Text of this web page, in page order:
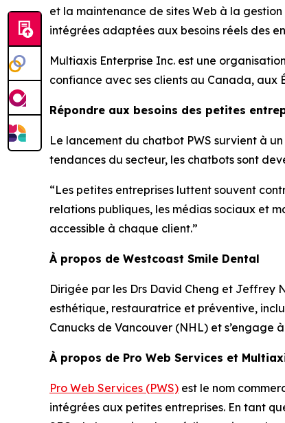
et la maintenance de sites Web à la
intégrées adaptées aux besoins réels des
Multiaxis Enterprise Inc. est une
confiance avec ses clients au Canada, aux
Répondre aux besoins des petites
Le lancement du chatbot PWS survient à
tendances du secteur, les chatbots sont
“Les petites entreprises luttent souvent
relations publiques, les médias sociaux et
accessible à chaque client.”
À propos de Westcoast Smile Dental
Dirigée par les Drs David Cheng et Jeffrey
esthétique, restauratrice et préventive,
Canucks de Vancouver (NHL) et s’engage
À propos de Pro Web Services et
Pro Web Services (PWS) est le nom
intégrées aux petites entreprises. En tant